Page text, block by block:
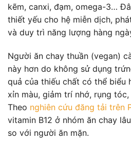
kẽm, canxi, đạm, omega-3…
thiết yếu cho hệ miễn dịch,
và duy trì năng lượng hàng
Người ăn chay thuần (vegan)
này hơn do không sử dụng
quả của thiếu chất có thể biểu
xỉn màu, giảm trí nhớ, rụng
Theo nghiên cứu đăng tải trên
vitamin B12 ở nhóm ăn chay
so với người ăn mặn.